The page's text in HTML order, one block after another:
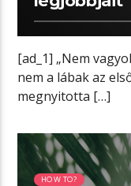
[ad_1] „Nem
nem a lábak az
megnyitotta […]
01:25 READ
HOW TO?